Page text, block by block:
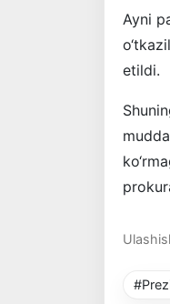
️Ayni
etildi.